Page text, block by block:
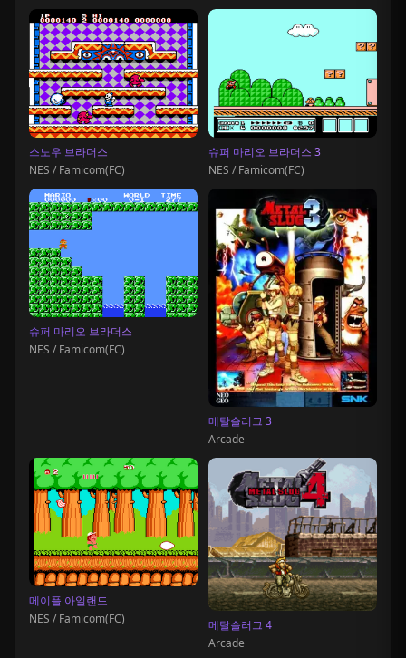
스노우 브라더스
NES / Famicom(FC)
슈퍼 마리오 브라더스 3
NES / Famicom(FC)
슈퍼 마리오 브라더스
NES / Famicom(FC)
메탈슬러그 3
Arcade
메이플 아일랜드
NES / Famicom(FC)
메탈슬러그 4
Arcade